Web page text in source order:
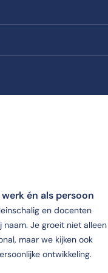
én als persoon
en docenten
naam. Je groeit niet alleen
maar we kijken ook
ontwikkeling.